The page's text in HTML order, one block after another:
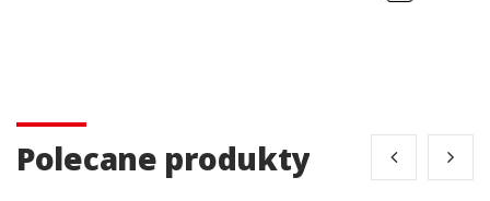
Polecane produkty